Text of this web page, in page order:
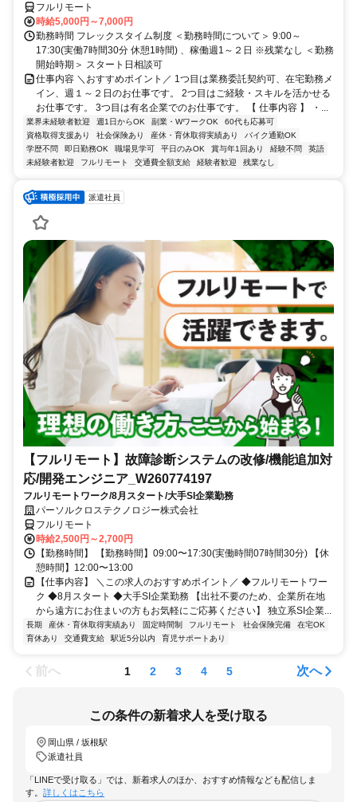
フルリモート
時給5,000円～7,000円
勤務時間 フレックスタイム制度 ＜勤務時間について＞ 9:00～
17:30(実働7時間30分 休憩1時間) 、稼働週1～２日 ※残業なし ＜勤務
開始時期＞ スタート日相談可
仕事内容 ＼おすすめポイント／ 1つ目は業務委託契約可、在宅勤務メ
イン、週１～２日のお仕事です。 2つ目はご経験・スキルを活かせる
お仕事です。 3つ目は有名企業でのお仕事です。 【 仕事内容 】 ・...
業界未経験者歓迎 週1日からOK 副業・WワークOK
60代も応募可
資格取得支援あり
社会保険あり 産休・育休取得実績あり
バイク通勤OK
学歴不問
即日勤務OK 職場見学可 平日のみOK 賞与年1回あり 経験不問
英語
未経験者歓迎
フルリモート 交通費全額支給 経験者歓迎 残業なし
派遣社員
【フルリモート】故障診断システムの改修/機能追加対
応/開発エンジニア_W260774197
フルリモートワーク/8月スタート/大手SI企業勤務
パーソルクロステクノロジー株式会社
フルリモート
時給2,500円～2,700円
【勤務時間】 【勤務時間】09:00〜17:30(実働時間07時間30分) 【休
憩時間】12:00〜13:00
【仕事内容】 ＼この求人のおすすめポイント／ ◆フルリモートワー
ク ◆8月スタート ◆大手SI企業勤務 【出社不要のため、企業所在地
から遠方にお住まいの方もお気軽にご応募ください】 独立系SI企業...
長期 産休・育休取得実績あり 固定時間制 フルリモート 社会保険完備
在宅OK
育休あり
交通費支給 駅近5分以内 育児サポートあり
前へ 1 2 3 4 5 次へ
この条件の新着求人を受け取る
岡山県 / 坂根駅
派遣社員
「LINEで受け取る」では、新着求人のほか、おすすめ情報なども配信しま
す。 詳しくはこちら